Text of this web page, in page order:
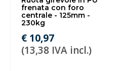
frenata con foro
centrale - 125mm -
230kg
€ 10,97
(13,38 IVA incl.)